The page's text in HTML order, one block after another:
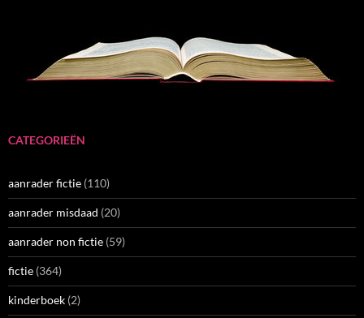
CATEGORIEËN
aanrader fictie (110)
aanrader misdaad (20)
aanrader non fictie (59)
fictie (364)
kinderboek (2)